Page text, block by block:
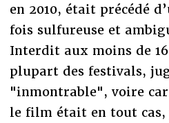
en 2010, était précédé
fois sulfureuse et
Interdit aux moins de
plupart des festivals,
"inmontrable", voire
le film était en tout cas,